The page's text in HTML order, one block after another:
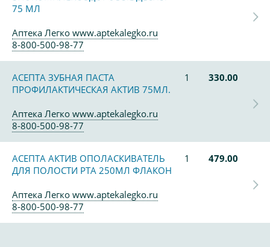
75 МЛ
Аптека Легко www.aptekalegko.ru
8-800-500-98-77
АСЕПТА ЗУБНАЯ ПАСТА
ПРОФИЛАКТИЧЕСКАЯ АКТИВ 75МЛ.
1 330.00
Аптека Легко www.aptekalegko.ru
8-800-500-98-77
АСЕПТА АКТИВ ОПОЛАСКИВАТЕЛЬ
ДЛЯ ПОЛОСТИ РТА 250МЛ ФЛАКОН
1 479.00
Аптека Легко www.aptekalegko.ru
8-800-500-98-77